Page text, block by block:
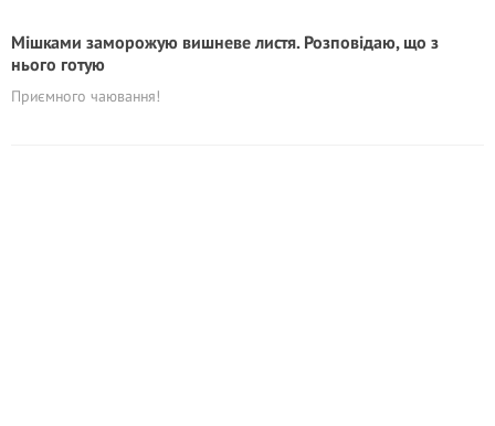
Мішками заморожую вишневе листя. Розповідаю, що з
нього готую
Приємного чаювання!